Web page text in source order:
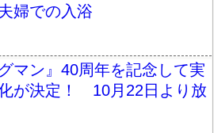
婦での入浴
マン』40周年を記念して実
が決定！ 10月22日より放